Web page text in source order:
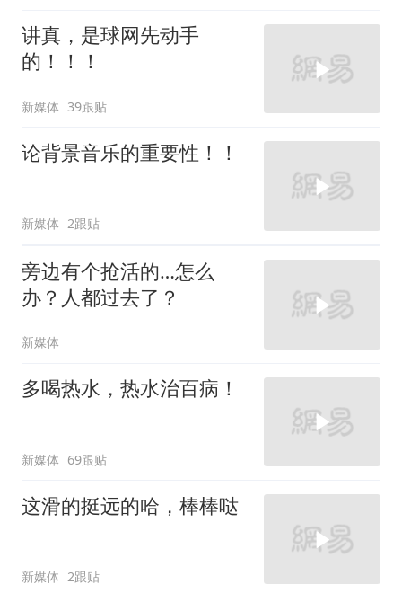
讲真，是球网先动手
的！！！
新媒体 39跟贴
论背景音乐的重要性！！
新媒体 2跟贴
旁边有个抢活的…怎么
办？人都过去了？
新媒体
多喝热水，热水治百病！
新媒体 69跟贴
这滑的挺远的哈，棒棒哒
新媒体 2跟贴